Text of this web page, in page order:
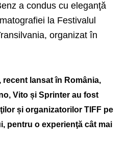
a condus cu eleganţă
la Festivalul
organizat în
lansat în România,
Vito și Sprinter au fost
și organizatorilor TIFF pe
pentru o experienţă cât mai